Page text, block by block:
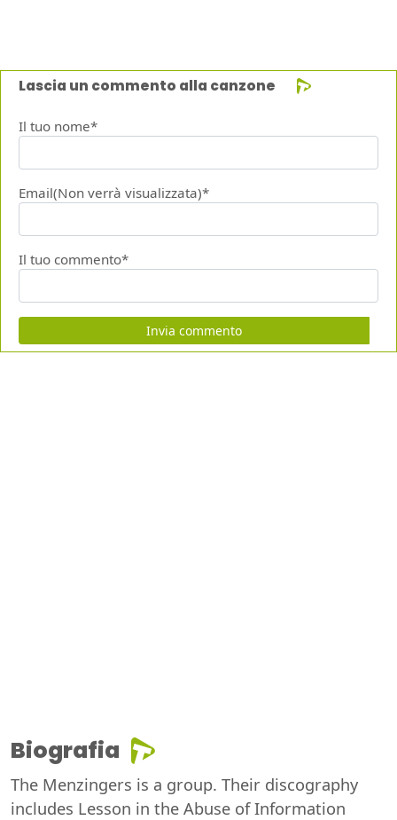
Lascia un commento alla canzone
Il tuo nome*
Email(Non verrà visualizzata)*
Il tuo commento*
Invia commento
Biografia
The Menzingers is a group. Their discography
includes Lesson in the Abuse of Information